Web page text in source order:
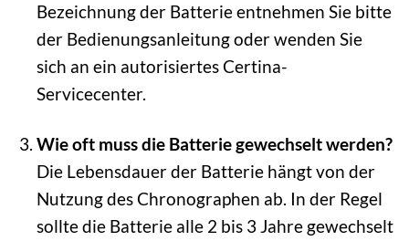
Bezeichnung der Batterie entnehmen Sie bitte
der Bedienungsanleitung oder wenden Sie
sich an ein autorisiertes Certina-
Servicecenter.
Wie oft muss die Batterie gewechselt werden?
Die Lebensdauer der Batterie hängt von der
Nutzung des Chronographen ab. In der Regel
sollte die Batterie alle 2 bis 3 Jahre gewechselt